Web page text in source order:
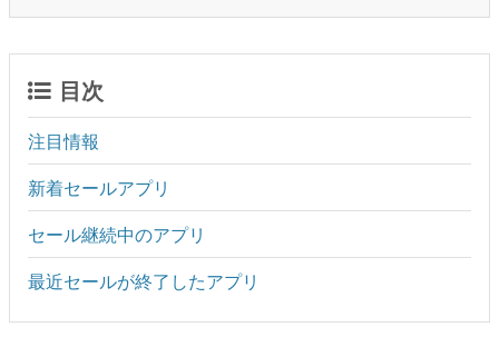
目次
注目情報
新着セールアプリ
セール継続中のアプリ
最近セールが終了したアプリ